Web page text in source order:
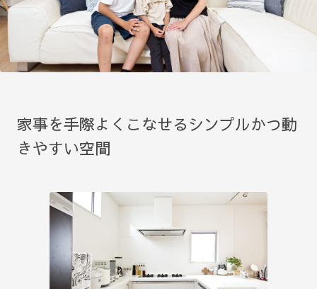
家事を手際よくこなせるシンプルかつ動
きやすい空間